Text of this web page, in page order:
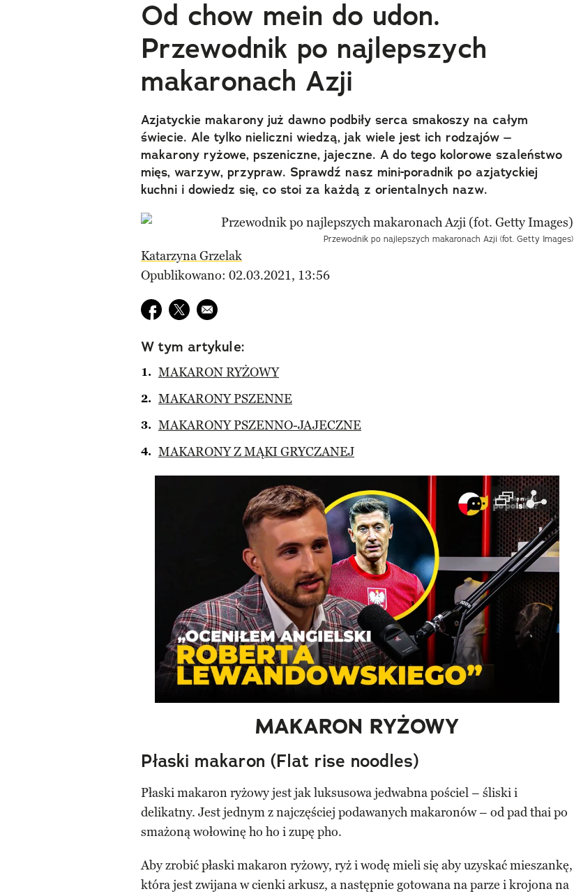
Od chow mein do udon.
Przewodnik po najlepszych
makaronach Azji
Azjatyckie makarony już dawno podbiły serca smakoszy na całym
świecie. Ale tylko nieliczni wiedzą, jak wiele jest ich rodzajów –
makarony ryżowe, pszeniczne, jajeczne. A do tego kolorowe szaleństwo
mięs, warzyw, przypraw. Sprawdź nasz mini-poradnik po azjatyckiej
kuchni i dowiedz się, co stoi za każdą z orientalnych nazw.
Przewodnik po najlepszych makaronach Azji (fot. Getty Images)
Katarzyna Grzelak
Opublikowano: 02.03.2021, 13:56
Udostępnij na facebook
Udostępnij na twitter
E-mail do przyjaciela
W tym artykule:
MAKARON RYŻOWY
MAKARONY PSZENNE
MAKARONY PSZENNO-JAJECZNE
MAKARONY Z MĄKI GRYCZANEJ
MAKARON RYŻOWY
Płaski makaron (Flat rise noodles)
Płaski makaron ryżowy jest jak luksusowa jedwabna pościel – śliski i
delikatny. Jest jednym z najczęściej podawanych makaronów – od pad thai po
smażoną wołowinę ho ho i zupę pho.
Aby zrobić płaski makaron ryżowy, ryż i wodę mieli się aby uzyskać mieszankę,
która jest zwijana w cienki arkusz, a następnie gotowana na parze i krojona na